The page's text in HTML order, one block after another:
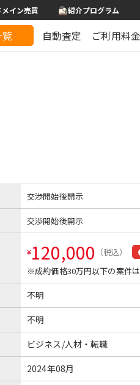
メイン売買 紹介プログラム
自動査定 ご利用料金
交渉開始後開示
交渉開始後開示
¥120,000 （税込）
※成約価格30万円以下の案件
不明
不明
ビジネス/人材・転職
2024年08月